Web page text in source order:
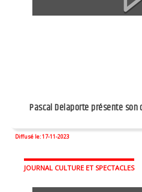
Pascal Delaporte présente
Diffusé le: 17-11-2023
JOURNAL CULTURE ET SPECTACLES